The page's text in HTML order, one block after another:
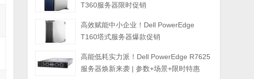
T360服务器限时促销
高效赋能中小企业！Dell PowerEdge
T160塔式服务器爆款促销
高能低耗实力派！Dell PowerEdge R7625
服务器焕新来袭 | 参数+场景+限时特惠